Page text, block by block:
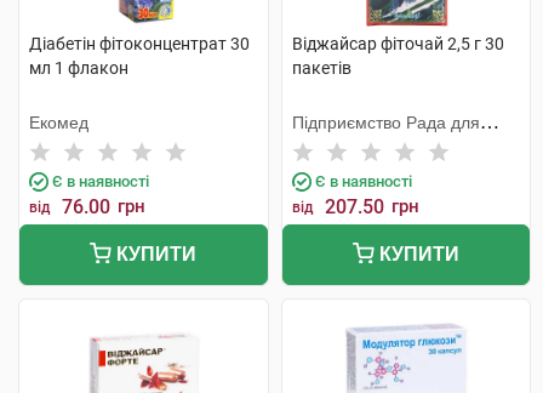
Діабетін фітоконцентрат 30
мл 1 флакон
Екомед
Є в наявності
від 76.00 грн
КУПИТИ
Віджайсар фіточай 2,5 г 30
пакетів
Підприємство Рада для
Хелаплант
Є в наявності
від 207.50 грн
КУПИТИ